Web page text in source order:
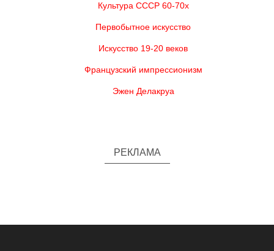
Культура СССР 60-70х
Первобытное искусство
Искусство 19-20 веков
Французский импрессионизм
Эжен Делакруа
РЕКЛАМА